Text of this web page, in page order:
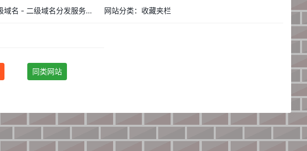
网站简称：墨雨免费2级域名 - 二级域名分发服务平台 网站分类：收藏夹栏
同类网站